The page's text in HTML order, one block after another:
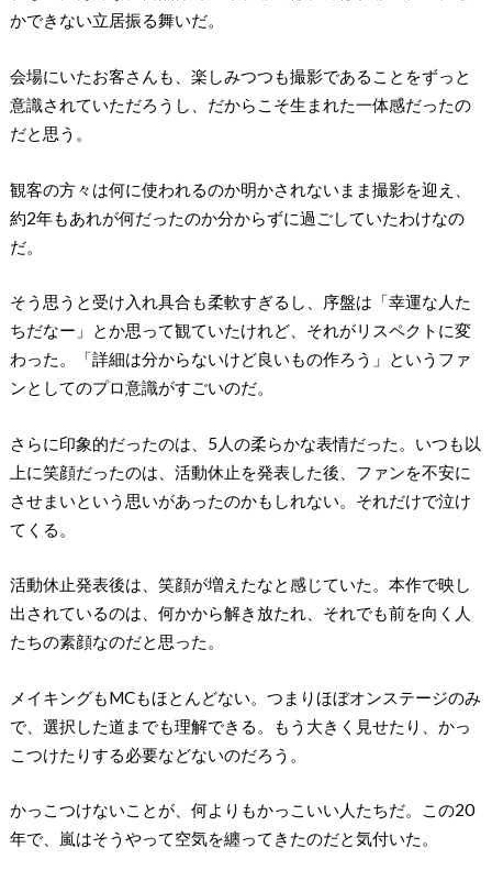
かできない立居振る舞いだ。
会場にいたお客さんも、楽しみつつも撮影であることをずっと
意識されていただろうし、だからこそ生まれた一体感だったの
だと思う。
観客の方々は何に使われるのか明かされないまま撮影を迎え、
約2年もあれが何だったのか分からずに過ごしていたわけなの
だ。
そう思うと受け入れ具合も柔軟すぎるし、序盤は「幸運な人た
ちだなー」とか思って観ていたけれど、それがリスペクトに変
わった。「詳細は分からないけど良いもの作ろう」というファ
ンとしてのプロ意識がすごいのだ。
さらに印象的だったのは、5人の柔らかな表情だった。いつも以
上に笑顔だったのは、活動休止を発表した後、ファンを不安に
させまいという思いがあったのかもしれない。それだけで泣け
てくる。
活動休止発表後は、笑顔が増えたなと感じていた。本作で映し
出されているのは、何かから解き放たれ、それでも前を向く人
たちの素顔なのだと思った。
メイキングもMCもほとんどない。つまりほぼオンステージのみ
で、選択した道までも理解できる。もう大きく見せたり、かっ
こつけたりする必要などないのだろう。
かっこつけないことが、何よりもかっこいい人たちだ。この20
年で、嵐はそうやって空気を纏ってきたのだと気付いた。